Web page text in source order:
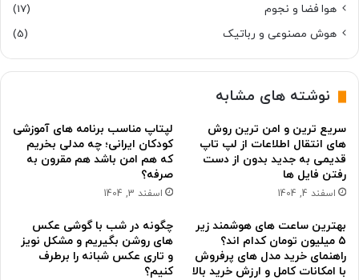
هوا فضا و نجوم
(17)
هوش مصنوعی و رباتیک
(5)
نوشته های مشابه
سریع ترین و امن ترین روش
های انتقال اطلاعات از لپ تاپ
قدیمی به جدید بدون از دست
رفتن فایل ها
اسفند 4, 1404
لپتاپ مناسب برنامه های آموزشی
کودکان ایرانی؛ چه مدلی بخریم
که هم امن باشد هم مقرون به
صرفه؟
اسفند 3, 1404
بهترین ساعت های هوشمند زیر
۵ میلیون تومان کدام اند؟
راهنمای خرید مدل های پرفروش
با امکانات کامل و ارزش خرید بالا
چگونه در شب با گوشی عکس
های روشن بگیریم و مشکل نویز
و تاری عکس شبانه را برطرف
کنیم؟